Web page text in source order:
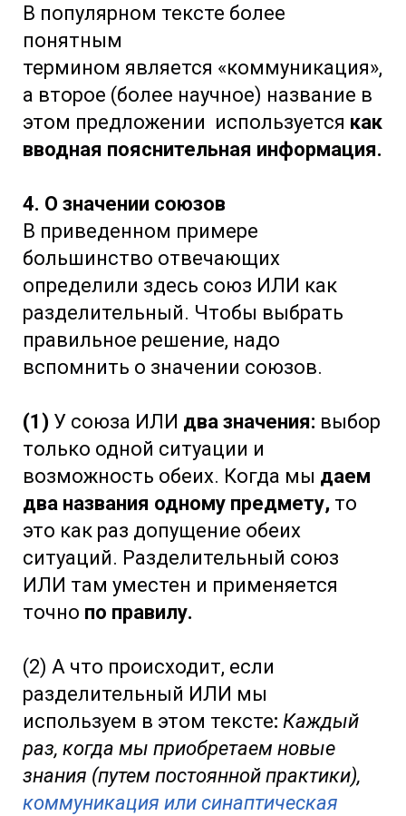
В популярном тексте более
понятным
термином является «коммуникация»,
а второе (более научное) название в
этом предложении используется как
вводная пояснительная информация.
4. О значении союзов
В приведенном примере
большинство отвечающих
определили здесь союз ИЛИ как
разделительный. Чтобы выбрать
правильное решение, надо
вспомнить о значении союзов.
(1) У союза ИЛИ два значения: выбор
только одной ситуации и
возможность обеих. Когда мы даем
два названия одному предмету, то
это как раз допущение обеих
ситуаций. Разделительный союз
ИЛИ там уместен и применяется
точно по правилу.
(2) А что происходит, если
разделительный ИЛИ мы
используем в этом тексте: Каждый
раз, когда мы приобретаем новые
знания (путем постоянной практики),
коммуникация или синаптическая